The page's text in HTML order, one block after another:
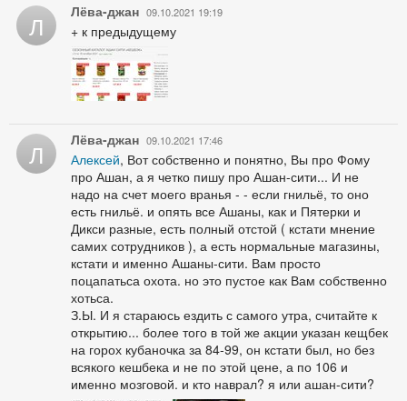
Л Лёва-джан 09.10.2021 19:19
+ к предыдущему
Л Лёва-джан 09.10.2021 17:46
Алексей, Вот собственно и понятно, Вы про Фому
про Ашан, а я четко пишу про Ашан-сити... И не
надо на счет моего вранья - - если гнильё, то оно
есть гнильё. и опять все Ашаны, как и Пятерки и
Дикси разные, есть полный отстой ( кстати мнение
самих сотрудников ), а есть нормальные магазины,
кстати и именно Ашаны-сити. Вам просто
поцапатьса охота. но это пустое как Вам собственно
хотьса.
З.Ы. И я стараюсь ездить с самого утра, считайте к
открытию... более того в той же акции указан кещбек
на горох кубаночка за 84-99, он кстати был, но без
всякого кешбека и не по этой цене, а по 106 и
именно мозговой. и кто наврал? я или ашан-сити?